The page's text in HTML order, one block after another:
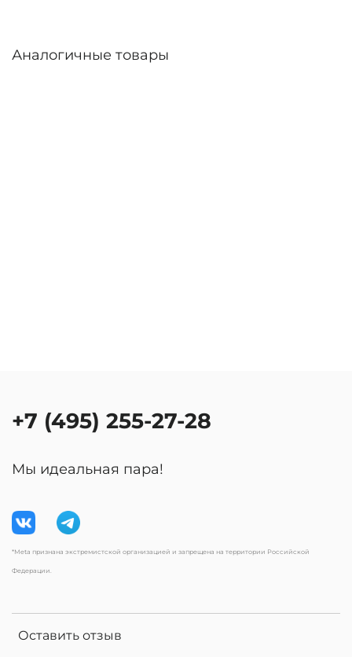
Аналогичные товары
Оставить отзыв
+7 (495) 255-27-28
Мы идеальная пара!
*Meta признана экстремистской организацией и запрещена на территории Российской
Федерации.